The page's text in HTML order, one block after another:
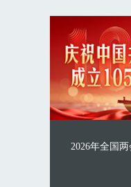
2026年全国两